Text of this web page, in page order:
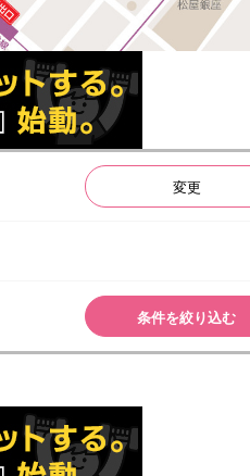
変更
条件を絞り込む